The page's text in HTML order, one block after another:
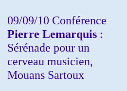
09/09/10 Conférence
Pierre Lemarquis :
Sérénade pour un
cerveau musicien,
Mouans Sartoux